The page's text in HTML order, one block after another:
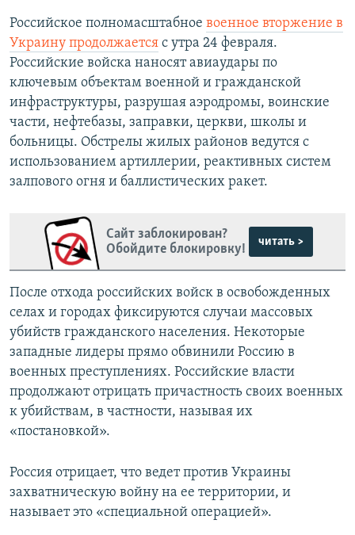
Российское полномасштабное военное вторжение в
Украину продолжается с утра 24 февраля.
Российские войска наносят авиаудары по
ключевым объектам военной и гражданской
инфраструктуры, разрушая аэродромы, воинские
части, нефтебазы, заправки, церкви, школы и
больницы. Обстрелы жилых районов ведутся с
использованием артиллерии, реактивных систем
залпового огня и баллистических ракет.
Сайт заблокирован?
Обойдите блокировку!
читать >
После отхода российских войск в освобожденных
селах и городах фиксируются случаи массовых
убийств гражданского населения. Некоторые
западные лидеры прямо обвинили Россию в
военных преступлениях. Российские власти
продолжают отрицать причастность своих военных
к убийствам, в частности, называя их
«постановкой».
Россия отрицает, что ведет против Украины
захватническую войну на ее территории, и
называет это «специальной операцией».